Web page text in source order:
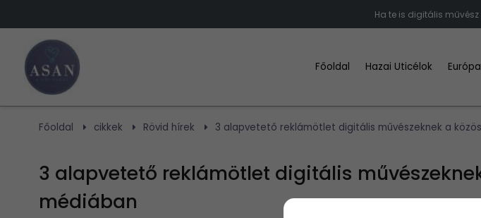
Ha te is digitális
Főoldal Hazai Uticélok
Főoldal cikkek Rövid hírek 3 alapvetető reklámötlet digitális művészeknek a
3 alapvetető reklámötlet digitális
médiában